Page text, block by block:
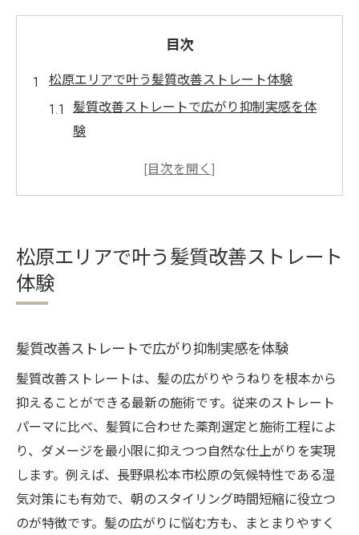
目次
松原エリアで叶う髪質改善ストレート体験
髪質改善ストレートで広がり抑制実感を体
験
松原エリアの髪質改善ストレートの特徴解
口コミで話題の髪質改善ストレート施術体
自然な髪質改善ストレートの最新技術とは
髪質改善ストレートで柔らかな質感を実現
仕上がり重視の髪質改善ストレート施術方
法
髪質改善ストレートでツヤと自然さを両立
髪質改善ストレートによる違和感ない仕上
松原エリアで叶う髪質改善ストレート
体験
髪質改善ストレートで広がり抑制実感を体験
髪質改善ストレートは、髪の広がりやうねりを根本から
抑えることができる最新の施術です。従来のストレート
パーマに比べ、髪質に合わせた薬剤選定と施術工程によ
り、ダメージを最小限に抑えつつ自然な仕上がりを実現
します。例えば、長野県松本市松原の気候特性である湿
気対策にも有効で、朝のスタイリング時間短縮に役立つ
のが特徴です。髪の広がりに悩む方も、まとまりやすく